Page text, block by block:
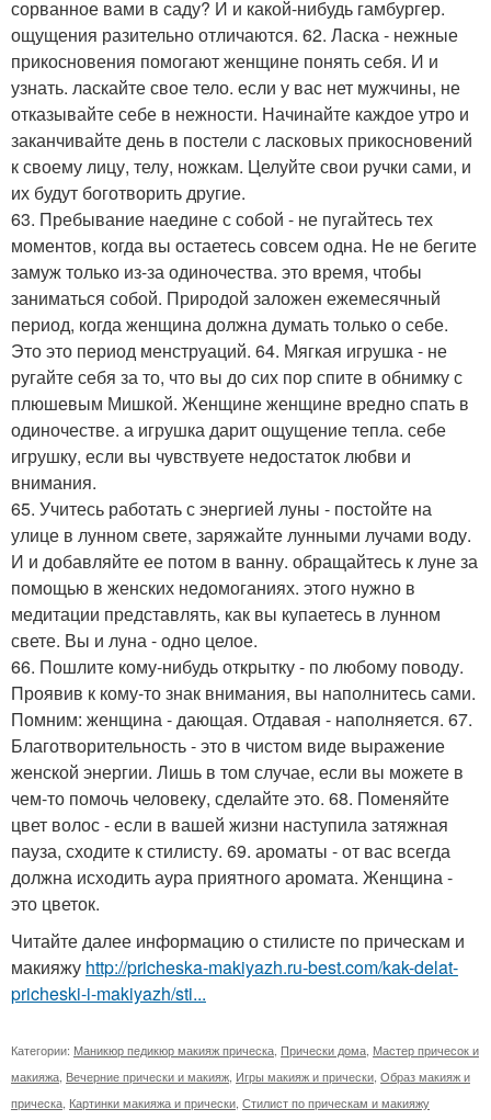
сорванное вами в саду? И и какой-нибудь гамбургер.
ощущения разительно отличаются. 62. Ласка - нежные
прикосновения помогают женщине понять себя. И и
узнать. ласкайте свое тело. если у вас нет мужчины, не
отказывайте себе в нежности. Начинайте каждое утро и
заканчивайте день в постели с ласковых прикосновений
к своему лицу, телу, ножкам. Целуйте свои ручки сами, и
их будут боготворить другие.
63. Пребывание наедине с собой - не пугайтесь тех
моментов, когда вы остаетесь совсем одна. Не не бегите
замуж только из-за одиночества. это время, чтобы
заниматься собой. Природой заложен ежемесячный
период, когда женщина должна думать только о себе.
Это это период менструаций. 64. Мягкая игрушка - не
ругайте себя за то, что вы до сих пор спите в обнимку с
плюшевым Мишкой. Женщине женщине вредно спать в
одиночестве. а игрушка дарит ощущение тепла. себе
игрушку, если вы чувствуете недостаток любви и
внимания.
65. Учитесь работать с энергией луны - постойте на
улице в лунном свете, заряжайте лунными лучами воду.
И и добавляйте ее потом в ванну. обращайтесь к луне за
помощью в женских недомоганиях. этого нужно в
медитации представлять, как вы купаетесь в лунном
свете. Вы и луна - одно целое.
66. Пошлите кому-нибудь открытку - по любому поводу.
Проявив к кому-то знак внимания, вы наполнитесь сами.
Помним: женщина - дающая. Отдавая - наполняется. 67.
Благотворительность - это в чистом виде выражение
женской энергии. Лишь в том случае, если вы можете в
чем-то помочь человеку, сделайте это. 68. Поменяйте
цвет волос - если в вашей жизни наступила затяжная
пауза, сходите к стилисту. 69. ароматы - от вас всегда
должна исходить аура приятного аромата. Женщина -
это цветок.
Читайте далее информацию о стилисте по прическам и
макияжу http://pricheska-makiyazh.ru-best.com/kak-delat-
pricheski-i-makiyazh/sti...
Категории: Маникюр педикюр макияж прическа Прически дома Мастер причесок и
макияжа Вечерние прически и макияж Игры макияж и прически Образ макияж и
прическа Картинки макияжа и прически Стилист по прическам и макияжу